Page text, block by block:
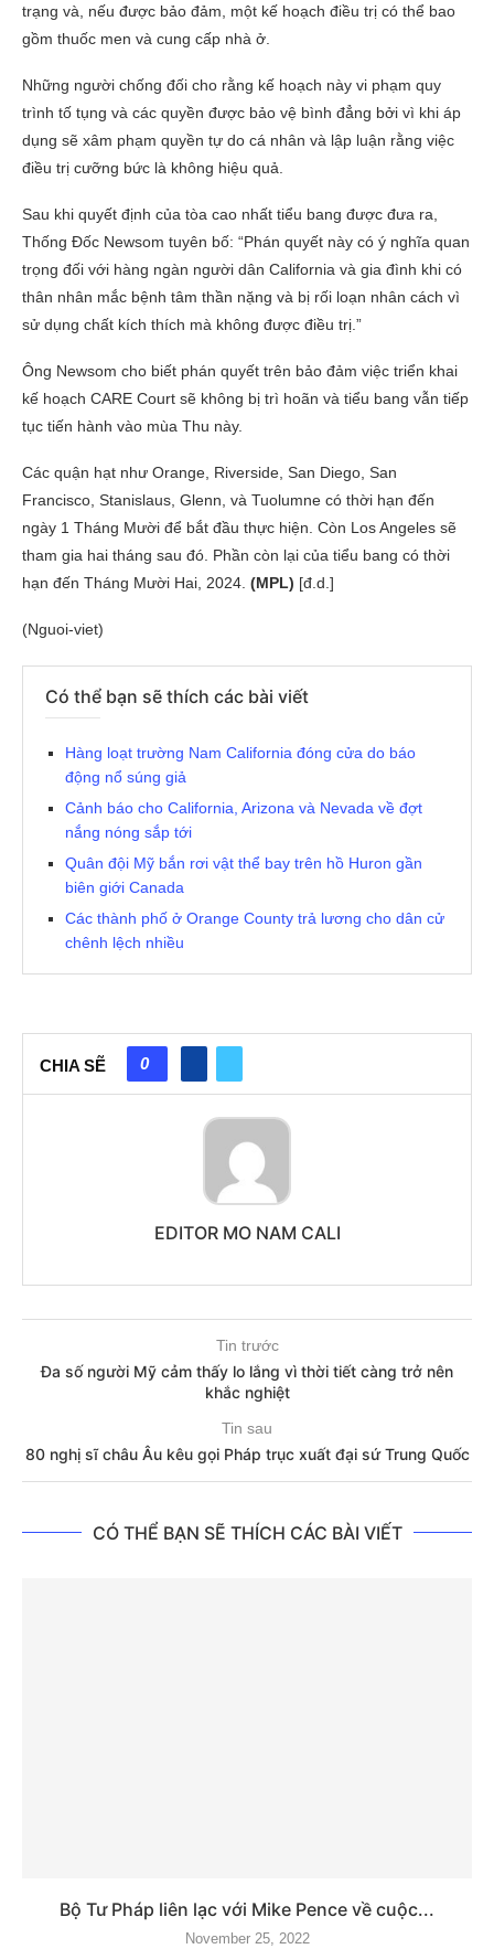
trạng và, nếu được bảo đảm, một kế hoạch điều trị có thể bao
gồm thuốc men và cung cấp nhà ở.
Những người chống đối cho rằng kế hoạch này vi phạm quy
trình tố tụng và các quyền được bảo vệ bình đẳng bởi vì khi áp
dụng sẽ xâm phạm quyền tự do cá nhân và lập luận rằng việc
điều trị cưỡng bức là không hiệu quả.
Sau khi quyết định của tòa cao nhất tiểu bang được đưa ra,
Thống Đốc Newsom tuyên bố: “Phán quyết này có ý nghĩa quan
trọng đối với hàng ngàn người dân California và gia đình khi có
thân nhân mắc bệnh tâm thần nặng và bị rối loạn nhân cách vì
sử dụng chất kích thích mà không được điều trị.”
Ông Newsom cho biết phán quyết trên bảo đảm việc triển khai
kế hoạch CARE Court sẽ không bị trì hoãn và tiểu bang vẫn tiếp
tục tiến hành vào mùa Thu này.
Các quận hạt như Orange, Riverside, San Diego, San
Francisco, Stanislaus, Glenn, và Tuolumne có thời hạn đến
ngày 1 Tháng Mười để bắt đầu thực hiện. Còn Los Angeles sẽ
tham gia hai tháng sau đó. Phần còn lại của tiểu bang có thời
hạn đến Tháng Mười Hai, 2024. (MPL) [đ.d.]
(Nguoi-viet)
Có thể bạn sẽ thích các bài viết
Hàng loạt trường Nam California đóng cửa do báo
động nổ súng giả
Cảnh báo cho California, Arizona và Nevada về đợt
nắng nóng sắp tới
Quân đội Mỹ bắn rơi vật thể bay trên hồ Huron gần
biên giới Canada
Các thành phố ở Orange County trả lương cho dân cử
chênh lệch nhiều
CHIA SẼ 0
EDITOR MO NAM CALI
Tin trước
Đa số người Mỹ cảm thấy lo lắng vì thời tiết càng trở nên
khắc nghiệt
Tin sau
80 nghị sĩ châu Âu kêu gọi Pháp trục xuất đại sứ Trung Quốc
CÓ THỂ BẠN SẼ THÍCH CÁC BÀI VIẾT
Bộ Tư Pháp liên lạc với Mike Pence về cuộc...
November 25, 2022